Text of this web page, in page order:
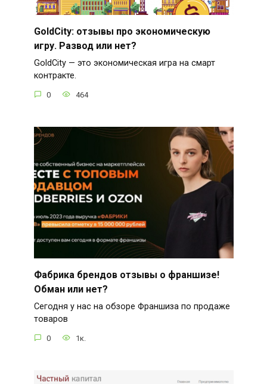
GoldCity: отзывы про экономическую
игру. Развод или нет?
GoldCity — это экономическая игра на смарт
контракте.
0 464
Фабрика брендов отзывы о франшизе!
Обман или нет?
Сегодня у нас на обзоре Франшиза по продаже
товаров
0 1к.